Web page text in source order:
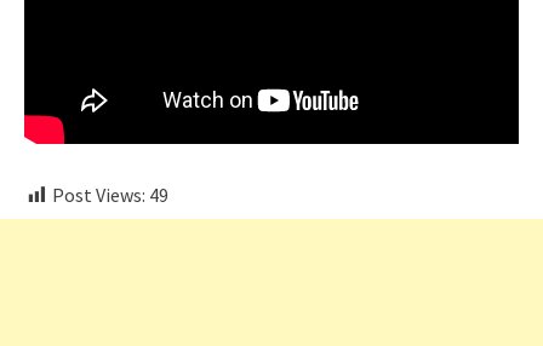
Post Views: 49